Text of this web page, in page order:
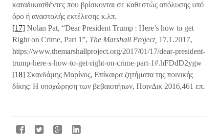
καταδικασθέντες που βρίσκονται σε καθεστώς απόλυσης υπό
όρο ή αναστολής εκτέλεσης κ.λπ.
[17] Nolan Pat, “Dear President Trump : Here’s how to get
Right on Crime, Part 1”, The Marshall Project, 17.1.2017,
https://www.themarshallproject.org/2017/01/17/dear-president-
trump-here-s-how-to-get-right-on-crime-part-1#.hFDdD2ygw
[18] Σκανδάμης Μαρίνος, Επίκαιρα ζητήματα της ποινικής
δίκης: Η υποχώρηση των βεβαιοτήτων, ΠοινΔικ 2016,461 επ.